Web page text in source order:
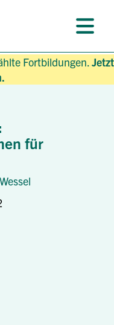
Fortbildungen.Jetzt
für